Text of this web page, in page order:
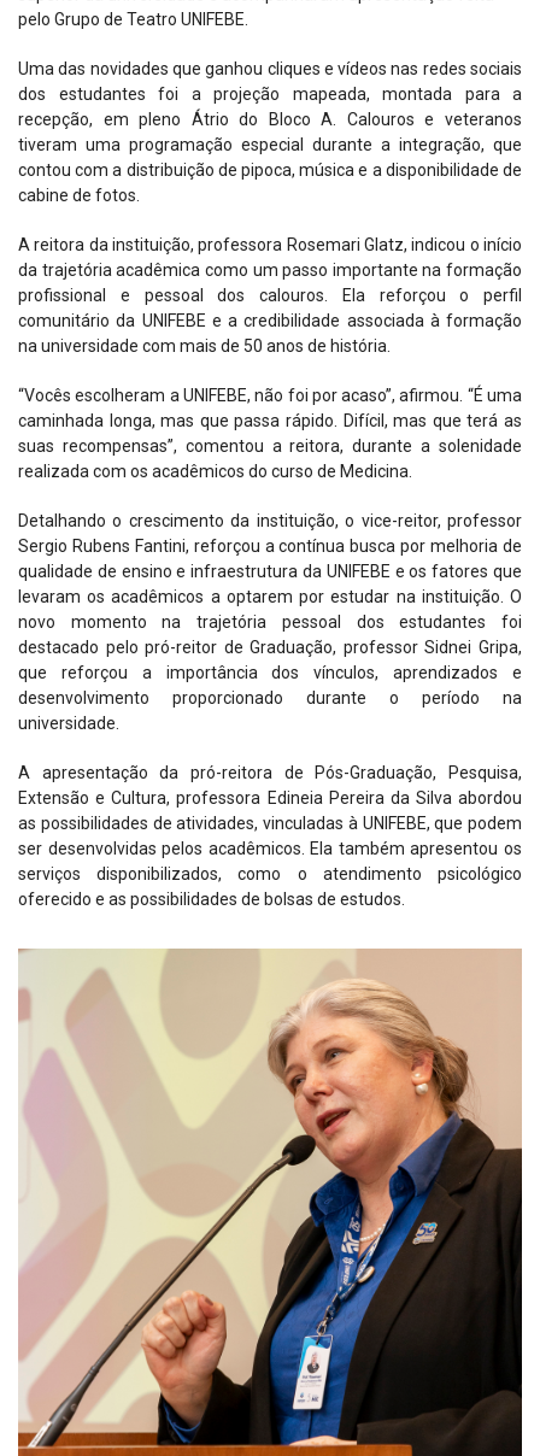
pelo Grupo de Teatro UNIFEBE.
Uma das novidades que ganhou cliques e vídeos nas redes sociais
dos estudantes foi a projeção mapeada, montada para a
recepção, em pleno Átrio do Bloco A. Calouros e veteranos
tiveram uma programação especial durante a integração, que
contou com a distribuição de pipoca, música e a disponibilidade de
cabine de fotos.
A reitora da instituição, professora Rosemari Glatz, indicou o início
da trajetória acadêmica como um passo importante na formação
profissional e pessoal dos calouros. Ela reforçou o perfil
comunitário da UNIFEBE e a credibilidade associada à formação
na universidade com mais de 50 anos de história.
“Vocês escolheram a UNIFEBE, não foi por acaso”, afirmou. “É uma
caminhada longa, mas que passa rápido. Difícil, mas que terá as
suas recompensas”, comentou a reitora, durante a solenidade
realizada com os acadêmicos do curso de Medicina.
Detalhando o crescimento da instituição, o vice-reitor, professor
Sergio Rubens Fantini, reforçou a contínua busca por melhoria de
qualidade de ensino e infraestrutura da UNIFEBE e os fatores que
levaram os acadêmicos a optarem por estudar na instituição. O
novo momento na trajetória pessoal dos estudantes foi
destacado pelo pró-reitor de Graduação, professor Sidnei Gripa,
que reforçou a importância dos vínculos, aprendizados e
desenvolvimento proporcionado durante o período na
universidade.
A apresentação da pró-reitora de Pós-Graduação, Pesquisa,
Extensão e Cultura, professora Edineia Pereira da Silva abordou
as possibilidades de atividades, vinculadas à UNIFEBE, que podem
ser desenvolvidas pelos acadêmicos. Ela também apresentou os
serviços disponibilizados, como o atendimento psicológico
oferecido e as possibilidades de bolsas de estudos.